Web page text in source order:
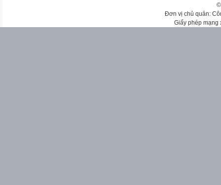
Đơn vị chủ quản:
Giấy phép mạng